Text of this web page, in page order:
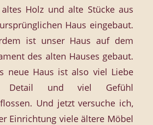
Holz und alte Stücke aus
Haus eingebaut.
ist unser Haus auf dem
des alten Hauses gebaut.
neue Haus ist also viel Liebe
Detail und viel Gefühl
Und jetzt versuche ich,
Einrichtung viele ältere Möbel